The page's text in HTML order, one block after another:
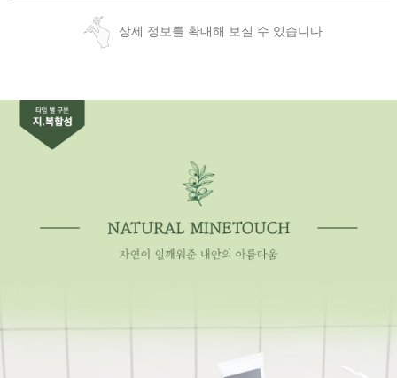
상세 정보를 확대해 보실 수 있습니다